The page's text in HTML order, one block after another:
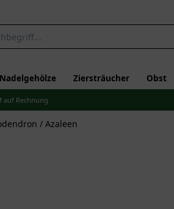
Ziersträucher Obst
auf Rechnung
/ Azaleen